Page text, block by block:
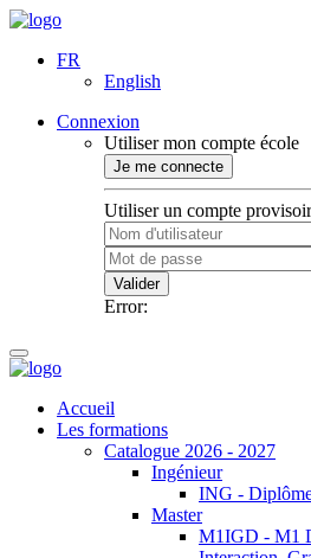
FR
English
Connexion
Utiliser mon compte école
Je me connecte
Utiliser un compte
Valider
Error:
Accueil
Les formations
Catalogue 2026 - 2027
Ingénieur
ING -
Master
M1IGD - M1